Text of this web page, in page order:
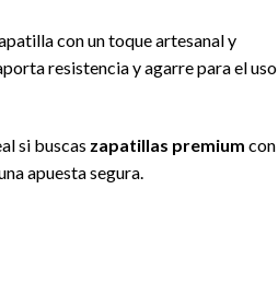
con un toque artesanal y
resistencia y agarre para el uso
si buscas zapatillas premium con
apuesta segura.